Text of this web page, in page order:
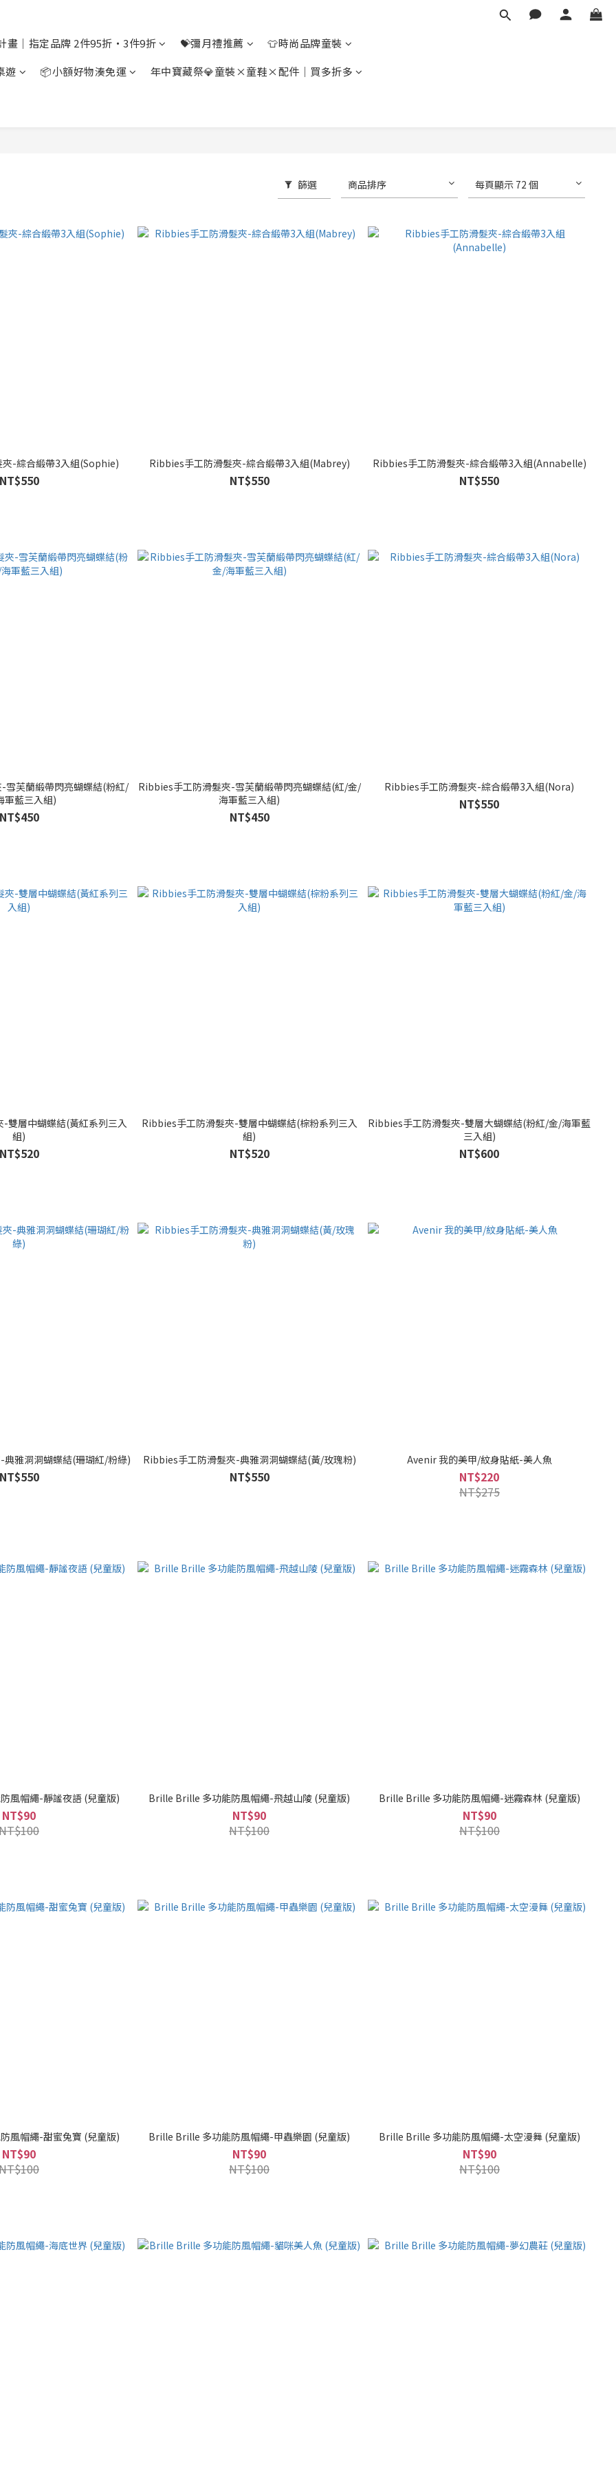
畫｜指定品牌 2件95折・3件9折 💝彌月禮推薦
👕時尚品牌童裝
遊 📦小額好物湊免運
年中寶藏祭💎童裝×童鞋×配件｜買多折多
篩選 商品排序 每頁顯示 72 個
-綜合緞帶3入組(Sophie)
NT$550
Ribbies手工防滑髮夾-綜合緞帶3入組(Mabrey)
NT$550
Ribbies手工防滑髮夾-綜合緞帶3入組(Annabelle)
NT$550
雪芙蘭緞帶閃亮蝴蝶結(粉紅/
軍藍三入組)
NT$450
Ribbies手工防滑髮夾-雪芙蘭緞帶閃亮蝴蝶結(紅/金/
海軍藍三入組)
NT$450
Ribbies手工防滑髮夾-綜合緞帶3入組(Nora)
NT$550
雙層中蝴蝶結(黃紅系列三入
組)
NT$520
Ribbies手工防滑髮夾-雙層中蝴蝶結(棕粉系列三入
組)
NT$520
Ribbies手工防滑髮夾-雙層大蝴蝶結(粉紅/金/海軍藍
三入組)
NT$600
雅洞洞蝴蝶結(珊瑚紅/粉綠)
NT$550
Ribbies手工防滑髮夾-典雅洞洞蝴蝶結(黃/玫瑰粉)
NT$550
Avenir 我的美甲/紋身貼紙-美人魚
NT$220
NT$275
風帽繩-靜謐夜語 (兒童版)
NT$90
Brille Brille 多功能防風帽繩-飛越山陵 (兒童版)
NT$90
NT$100
Brille Brille 多功能防風帽繩-迷霧森林 (兒童版)
NT$90
NT$100
風帽繩-甜蜜兔寶 (兒童版)
NT$90
Brille Brille 多功能防風帽繩-甲蟲樂園 (兒童版)
NT$90
NT$100
Brille Brille 多功能防風帽繩-太空漫舞 (兒童版)
NT$90
NT$100